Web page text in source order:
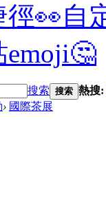
徑👀自
emoji🤔
搜索 搜索 熱搜:
› 國際茶展